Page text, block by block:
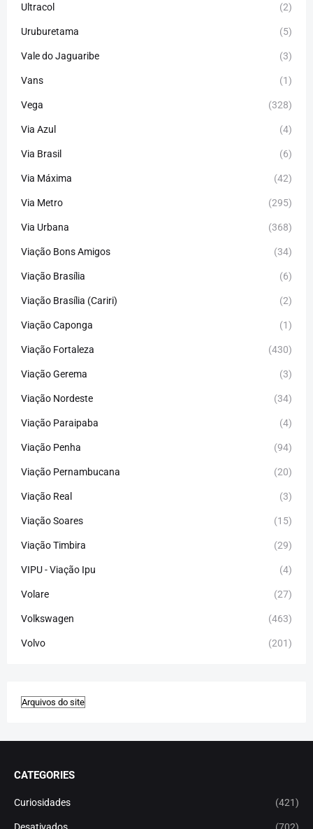
Ultracol (2)
Uruburetama (5)
Vale do Jaguaribe (3)
Vans (1)
Vega (328)
Via Azul (4)
Via Brasil (6)
Via Máxima (42)
Via Metro (295)
Via Urbana (368)
Viação Bons Amigos (34)
Viação Brasília (6)
Viação Brasília (Cariri) (2)
Viação Caponga (1)
Viação Fortaleza (430)
Viação Gerema (3)
Viação Nordeste (34)
Viação Paraipaba (4)
Viação Penha (94)
Viação Pernambucana (20)
Viação Real (3)
Viação Soares (15)
Viação Timbira (29)
VIPU - Viação Ipu (4)
Volare (27)
Volkswagen (463)
Volvo (201)
CATEGORIES
Curiosidades (421)
Desativados (702)